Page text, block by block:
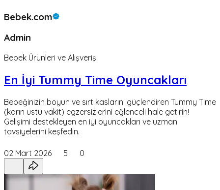
Bebek.com
Admin
Bebek Ürünleri ve Alışveriş
En İyi Tummy Time Oyuncakları
Bebeğinizin boyun ve sırt kaslarını güçlendiren Tummy Time
(karın üstü vakit) egzersizlerini eğlenceli hale getirin!
Gelişimi destekleyen en iyi oyuncakları ve uzman
tavsiyelerini keşfedin.
02 Mart 2026 5 0